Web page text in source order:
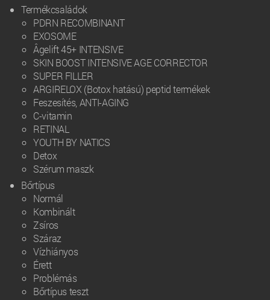
Termékcsaládok
PDRN RECOMBINANT
EXOSOME
Âgelift 45+ INTENSIVE
SKIN BOOST INTENSIVE AGE CORRECTOR
SUPER FILLER
ARGIRELOX (Botox hatású) peptid termékek
Feszesítés, ANTI-AGING
C-vitamin
RETINAL
YOUTH BY NATICS
Detox
Szérum maszk
Bőrtípus
Normál
Kombinált
Zsíros
Száraz
Vízhiányos
Érett
Problémás
Bőrtípus teszt